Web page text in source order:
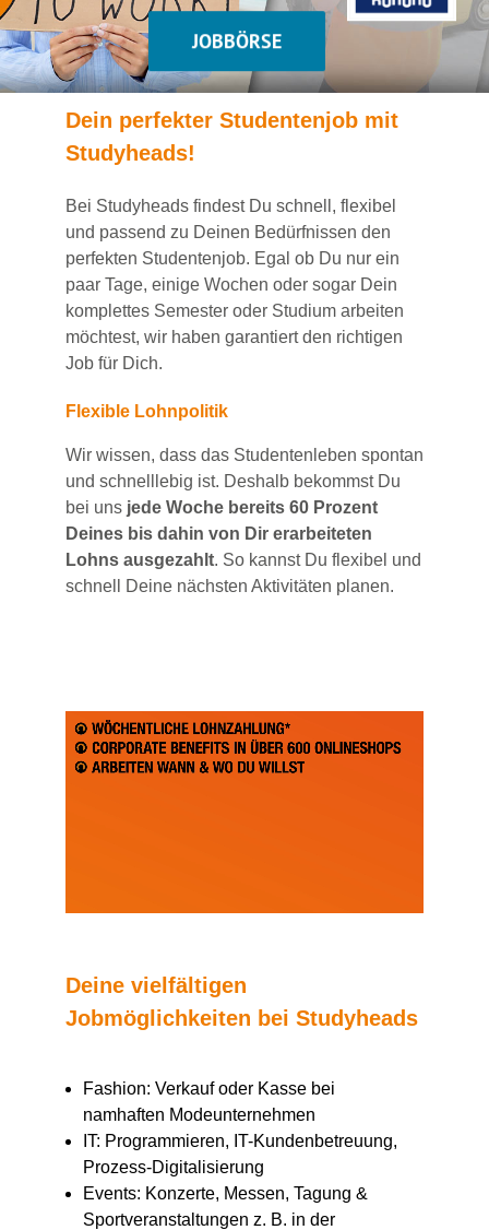
JOBBÖRSE
Dein perfekter Studentenjob mit
Studyheads!
Bei Studyheads findest Du schnell, flexibel
und passend zu Deinen Bedürfnissen den
perfekten Studentenjob. Egal ob Du nur ein
paar Tage, einige Wochen oder sogar Dein
komplettes Semester oder Studium arbeiten
möchtest, wir haben garantiertden richtigen
Job für Dich.
Flexible Lohnpolitik
Wir wissen, dass das Studentenleben spontan
und schnelllebig ist. Deshalb bekommst Du
bei uns jede Woche bereits 60 Prozent
Deines bis dahin von Dir erarbeiteten
Lohns ausgezahlt. So kannst Du flexibel und
schnell Deine nächsten Aktivitäten planen.
Deine vielfältigen
Jobmöglichkeiten bei Studyheads
Fashion: Verkauf oder Kasse bei
namhaften Modeunternehmen
IT: Programmieren, IT-Kundenbetreuung,
Prozess-Digitalisierung
Events: Konzerte, Messen, Tagung &
Sportveranstaltungen z. B. in der